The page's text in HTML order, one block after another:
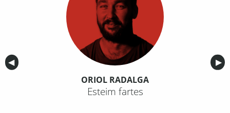
Anterior
◀︎ ▶︎
ORIOL RADALGA
Esteim fartes